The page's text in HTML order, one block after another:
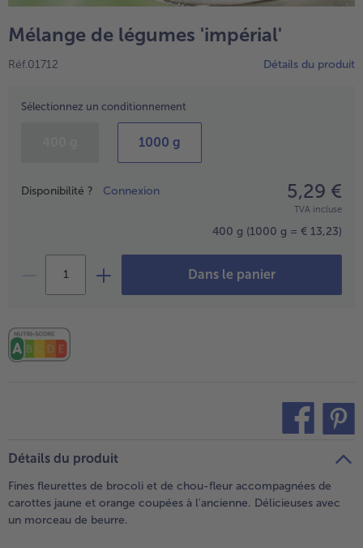
TousUstensiles de cuisine
Tousbofrost*free
Tousbofrost*plus.
Alternatives végétale
TousAlternatives végétale
Friteuse à air chaud
TousFriteuse à air chaud
Mélange de légumes 'impérial'
Réf.01712 Détails du produit
Sélectionnez un conditionnement
1000 g
Prix
Disponibilité ? Connexion 5,29 €
TVA incluse
400 g (1000 g = € 13,23)
Dans le panier
Détails du produit
Fines fleurettes de brocoli et de chou-fleur accompagnées de
carottes jaune et orange coupées à l'ancienne. Délicieuses avec
un morceau de beurre.